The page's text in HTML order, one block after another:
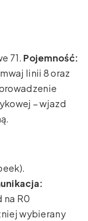
71. Pojemność:
linii 8 oraz
– wjazd
na R0
wybierany